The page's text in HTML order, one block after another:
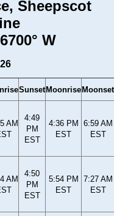
Sheepscot
W
Sunset Moonrise Moonset
AM
4:49
PM
EST
4:36 PM
EST
6:59 AM
EST
AM
4:50
PM
EST
5:54 PM
EST
7:27 AM
EST